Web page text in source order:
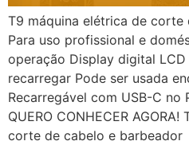
T9 máquina elétrica de
Para uso profissional e
operação Display digital
recarregar Pode ser usada
Recarregável com USB-C no
QUERO CONHECER
corte de cabelo e barbeador